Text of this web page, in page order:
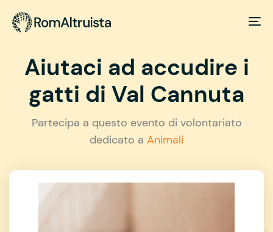
Aiutaci ad accudire i
gatti di Val Cannuta
Partecipa a questo evento di volontariato
dedicato a Animali